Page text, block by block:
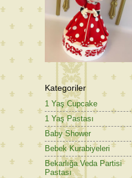
Kategoriler
1 Yaş Cupcake
1 Yaş Pastası
Baby Shower
Bebek Kurabiyeleri
Bekarlığa Veda Partisi
Pastası